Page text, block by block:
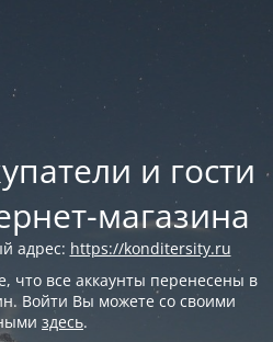
и гости
магазина
адрес: https://konditersity.ru
все аккаунты перенесены в
Войти Вы можете со своими
здесь.